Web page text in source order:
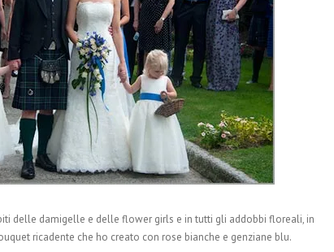
delle damigelle e delle flower girls e in tutti gli addobbi floreali, in
ricadente che ho creato con rose bianche e genziane blu.